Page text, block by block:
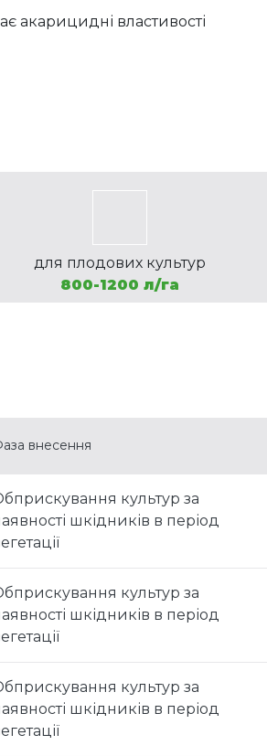
акарицидні властивості
для плодових культур
800-1200 л/га
внесення
культур за
шкідників в період
культур за
шкідників в період
культур за
шкідників в період